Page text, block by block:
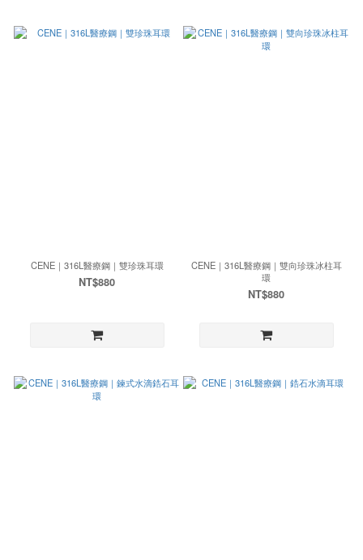
CENE｜316L醫療鋼｜雙珍珠耳環
NT$880
CENE｜316L醫療鋼｜雙向珍珠冰柱耳
環
NT$880